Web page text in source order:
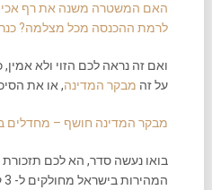
האם המשטרה משנה את רף
לרמת ההכנסה מכל מצלמה?
ואם זה נראה לכם הזוי ולא
על זה מבקר המדינה, או את
מבקר המדינה חושף – מחדלים
בואו נעשה סדר, הא לכם
המהירות בישראל מחולקים ל- 3 קטגוריות חומרה: